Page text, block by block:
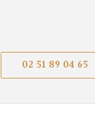
02 51 89 04 65